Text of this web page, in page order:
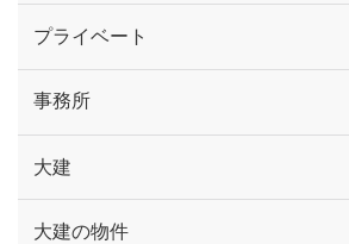
プライベート
事務所
大建
大建の物件